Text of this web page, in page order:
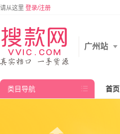
请从这里 登录/注册
广州站

类目导航 首页